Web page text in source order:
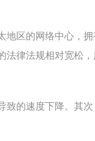
区的网络中心，
律法规相对宽松
的速度下降。其次